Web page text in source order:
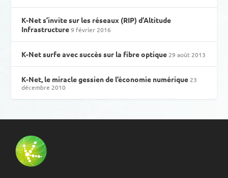
K-Net s’invite sur les réseaux (RIP) d’Altitude
Infrastructure 9 février 2016
K-Net surfe avec succès sur la fibre optique 29 août 2013
K-Net, le miracle gessien de l’économie numérique 23
décembre 2010